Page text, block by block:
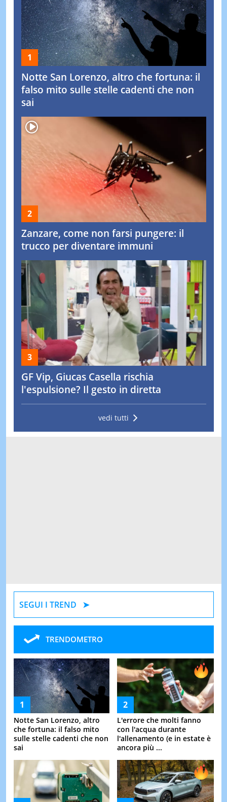
Notte San Lorenzo, altro che fortuna: il
falso mito sulle stelle cadenti che non
sai
Zanzare, come non farsi pungere: il
trucco per diventare immuni
GF Vip, Giucas Casella rischia
l'espulsione? Il gesto in diretta
vedi tutti
SEGUI I TREND
TRENDOMETRO
Notte San Lorenzo, altro
che fortuna: il falso mito
sulle stelle cadenti che non
sai
L'errore che molti fanno
con l'acqua durante
l'allenamento (e in estate è
ancora più ...